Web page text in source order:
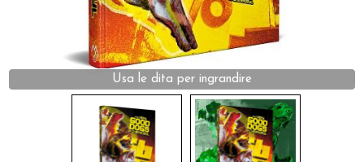
Giocattoli e Gadget
Offerte del Dragone
Usa le dita per ingrandire